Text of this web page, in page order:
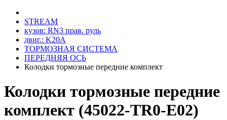
STREAM
кузов: RN3 прав. руль
двиг.: K20A
ТОРМОЗНАЯ СИСТЕМА
ПЕРЕДНЯЯ ОСЬ
Колодки тормозные передние комплект
Колодки тормозные передние
комплект (45022-TR0-E02)